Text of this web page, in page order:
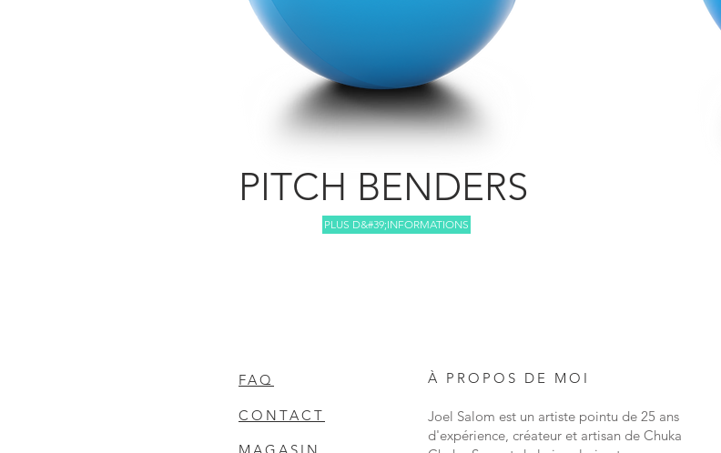
PITCH BENDERS
PLUS D&#39;INFORMATIONS
FAQ
CONTACT
À PROPOS DE MOI
Joel Salom est un artiste pointu de 25 ans
d'expérience, créateur et artisan de Chuka